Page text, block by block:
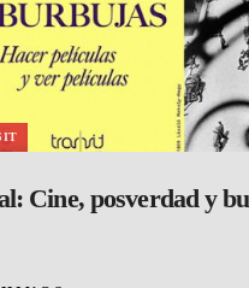
Cine, posverdad y